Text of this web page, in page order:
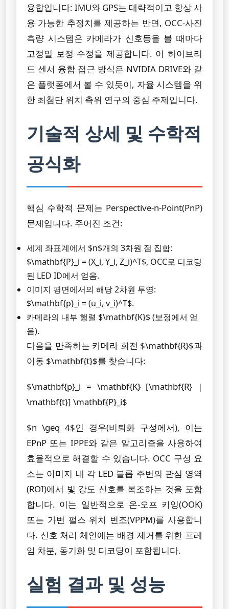
융합입니다: IMU와 GPS는 대략적이고 항상 사
용 가능한 추정치를 제공하는 반면, OCC-사진
측량 시스템은 카메라가 신호등을 볼 때마다
고정밀 보정 수정을 제공합니다. 이 하이브리
드 센서 융합 접근 방식은 NVIDIA DRIVE와 같
은 플랫폼에서 볼 수 있듯이, 자율 시스템을 위
한 최첨단 위치 측위 연구의 중심 주제입니다.
기술적 상세 및 수학적
공식화
핵심 수학적 문제는 Perspective-n-Point(PnP)
문제입니다. 주어진 조건:
세계 좌표계에서 $n$개의 3차원 점 집합:
$\mathbf{P}_i = (X_i, Y_i, Z_i)^T$, OCC로 디코딩
된 LED ID에서 얻음.
이미지 평면에서의 해당 2차원 투영:
$\mathbf{p}_i = (u_i, v_i)^T$.
카메라의 내부 행렬 $\mathbf{K}$ (보정에서 얻
음).
다음을 만족하는 카메라 회전 $\mathbf{R}$과
이동 $\mathbf{t}$를 찾습니다:
$\mathbf{p}_i = \mathbf{K} [\mathbf{R} |
\mathbf{t}] \mathbf{P}_i$
$n \geq 4$인 경우(비퇴화 구성에서), 이는
EPnP 또는 IPPE와 같은 알고리즘을 사용하여
효율적으로 해결할 수 있습니다. OCC 구성 요
소는 이미지 내 각 LED 블롭 주변의 관심 영역
(ROI)에서 빛 강도 신호를 복조하는 것을 포함
합니다. 이는 일반적으로 온-오프 키잉(OOK)
또는 가변 펄스 위치 변조(VPPM)를 사용합니
다. 신호 처리 체인에는 배경 제거를 위한 프레
임 차분, 동기화 및 디코딩이 포함됩니다.
실험 결과 및 성능